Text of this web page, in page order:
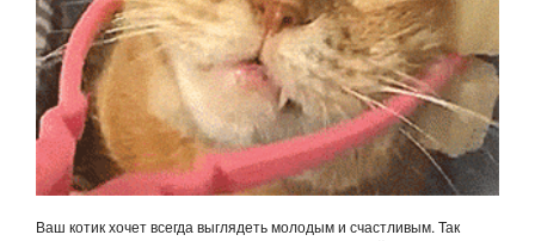
Ваш котик хочет всегда выглядеть молодым и счастливым. Так